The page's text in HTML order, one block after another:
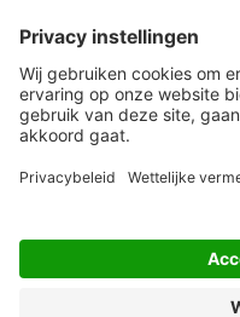
Werken bij ons
Privacy Statement
Algemene Voorwaarden